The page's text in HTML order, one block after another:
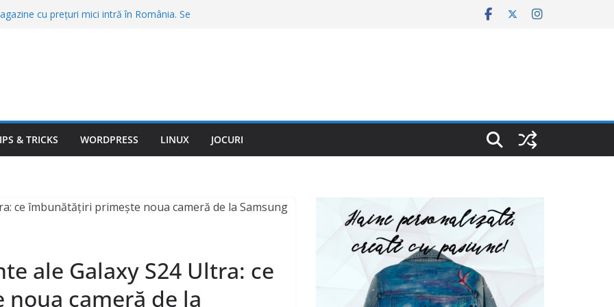
cu prețuri mici intră în România. Se
merită să te muți în 2026. Unde găsești
a vieții
de 567 de milioane de dolari.
vor fi obligate să pună frână
& TRICKS WORDPRESS LINUX JOCURI
ale Galaxy S24 Ultra: ce
cameră de la